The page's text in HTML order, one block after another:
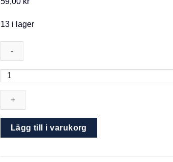
13 i lager
Tegera
7
Lägg till i varukorg